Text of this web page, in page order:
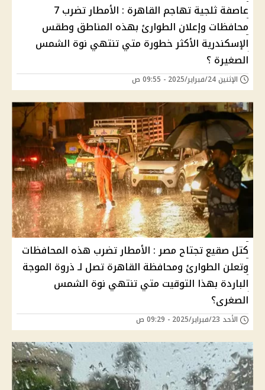
عاصفة ثلجية تهاجم القاهرة : الأمطار تضرب 7
محافظات وإعلان الطوارئ بهذه المناطق وطقس
الإسكندرية الأكثر خطورة متي تنتهي نوة الشمس
الصغيرة ؟
الإثنين 24/فبراير/2025 - 09:55 ص
كتل صقيع تجتاح مصر : الأمطار تضرب هذه المحافظات
وتعلن الطوارئ ومحافظة القاهرة تصل لـ ذروة الموجة
الباردة بهذا التوقيت متي تنتهي نوة الشمس
الصغرى؟
الأحد 23/فبراير/2025 - 09:29 ص